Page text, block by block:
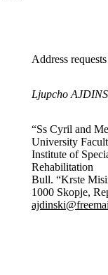
Address
Ljupcho
“Ss Cyril and
University
Institute of
Rehabilitation
Bull. “Krste
1000 Skopje,